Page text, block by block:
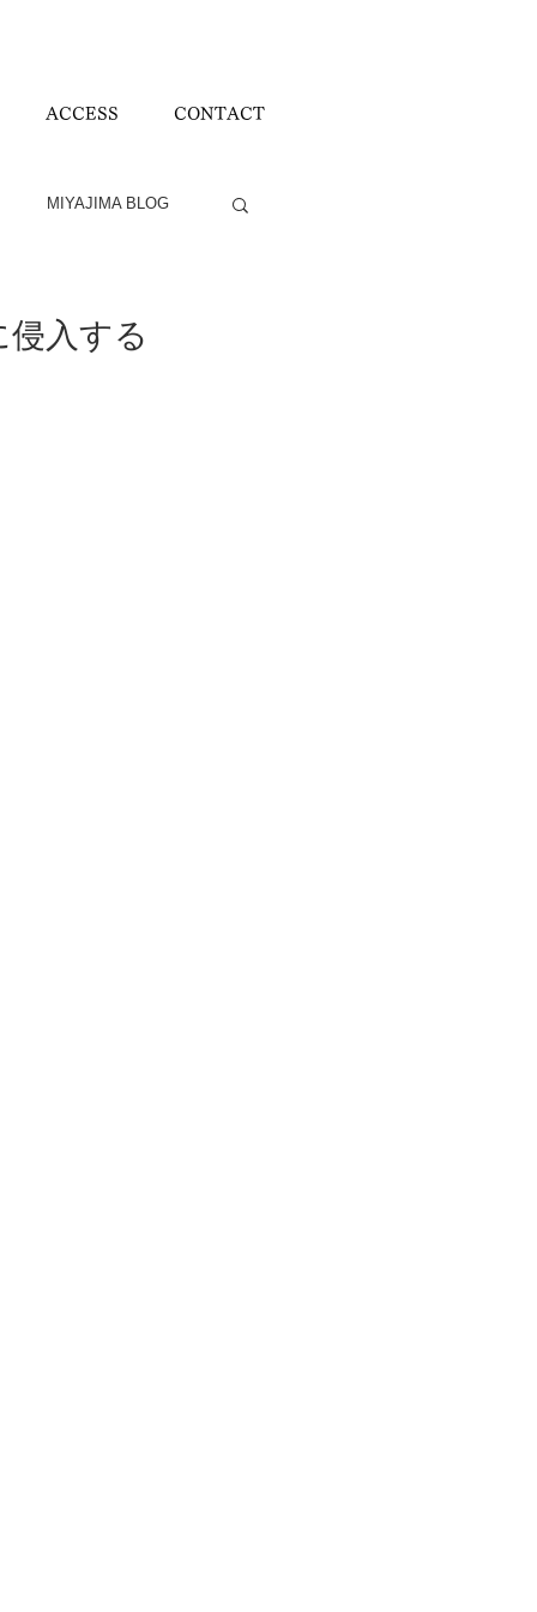
ACCESS CONTACT
MIYAJIMA BLOG
入する